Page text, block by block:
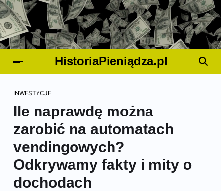
HistoriaPieniądza.pl
INWESTYCJE
Ile naprawdę można
zarobić na automatach
vendingowych?
Odkrywamy fakty i mity o
dochodach